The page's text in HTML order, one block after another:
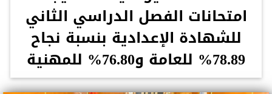
امتحانات الفصل الدراسي الثاني
للشهادة الإعدادية بنسبة نجاح
78.89% للعامة و76.80% للمهنية